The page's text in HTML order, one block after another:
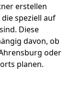
erstellen
speziell auf
Diese
davon, ob
oder
planen.